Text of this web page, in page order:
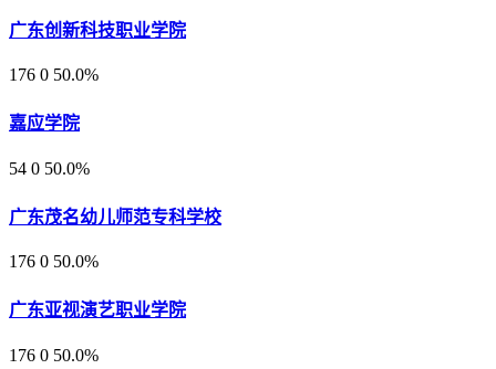
广东创新科技职业学院
176 0 50.0%
嘉应学院
54 0 50.0%
广东茂名幼儿师范专科学校
176 0 50.0%
广东亚视演艺职业学院
176 0 50.0%